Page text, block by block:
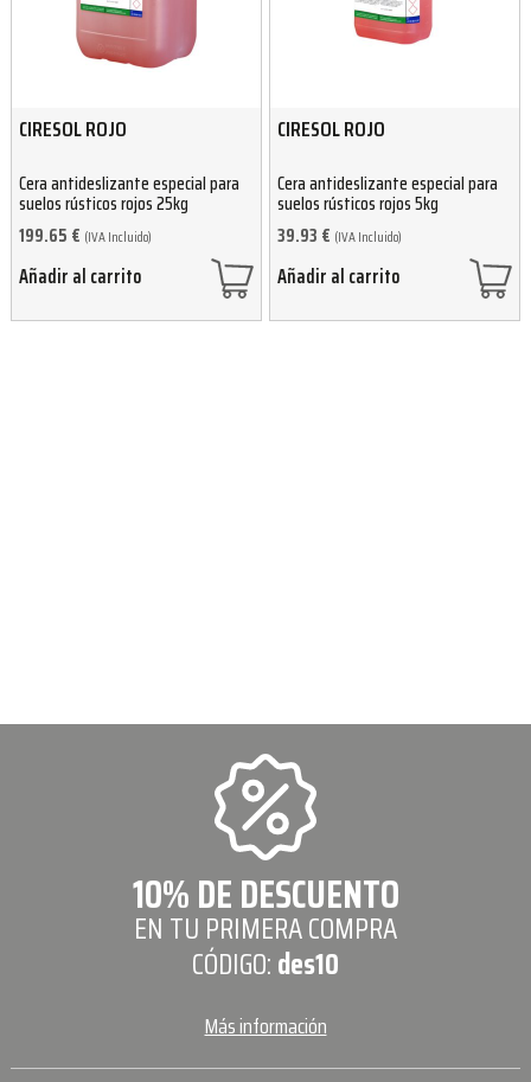
CIRESOL ROJO
Cera antideslizante especial para
suelos rústicos rojos 25kg
199.65 € (IVA Incluido)
Añadir al carrito
CIRESOL ROJO
Cera antideslizante especial para
suelos rústicos rojos 5kg
39.93 € (IVA Incluido)
Añadir al carrito
10% DE DESCUENTO
EN TU PRIMERA COMPRA
CÓDIGO:des10
Más información